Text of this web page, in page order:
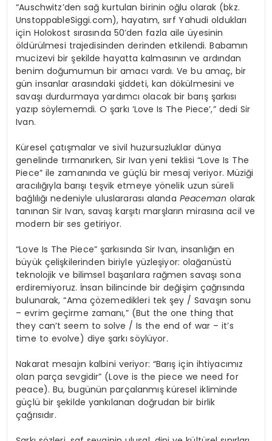
“Auschwitz’den sağ kurtulan birinin oğlu olarak (bkz.
UnstoppableSiggi.com), hayatım, sırf Yahudi oldukları
için Holokost sırasında 50’den fazla aile üyesinin
öldürülmesi trajedisinden derinden etkilendi. Babamın
mucizevi bir şekilde hayatta kalmasının ve ardından
benim doğumumun bir amacı vardı. Ve bu amaç, bir
gün insanlar arasındaki şiddeti, kan dökülmesini ve
savaşı durdurmaya yardımcı olacak bir barış şarkısı
yazıp söylememdi. O şarkı ‘Love Is The Piece’,” dedi Sir
Ivan.
Küresel çatışmalar ve sivil huzursuzluklar dünya
genelinde tırmanırken, Sir Ivan yeni teklisi “Love Is The
Piece” ile zamanında ve güçlü bir mesaj veriyor. Müziği
aracılığıyla barışı teşvik etmeye yönelik uzun süreli
bağlılığı nedeniyle uluslararası alanda Peaceman olarak
tanınan Sir Ivan, savaş karşıtı marşların mirasına acil ve
modern bir ses getiriyor.
“Love Is The Piece” şarkısında Sir Ivan, insanlığın en
büyük çelişkilerinden biriyle yüzleşiyor: olağanüstü
teknolojik ve bilimsel başarılara rağmen savaşı sona
erdiremiyoruz. İnsan bilincinde bir değişim çağrısında
bulunarak, “Ama çözemedikleri tek şey / Savaşın sonu
– evrim geçirme zamanı,” (But the one thing that
they can’t seem to solve / Is the end of war – it’s
time to evolve) diye şarkı söylüyor.
Nakarat mesajın kalbini veriyor: “Barış için ihtiyacımız
olan parça sevgidir” (Love is the piece we need for
peace). Bu, bugünün parçalanmış küresel ikliminde
güçlü bir şekilde yankılanan doğrudan bir birlik
çağrısıdır.